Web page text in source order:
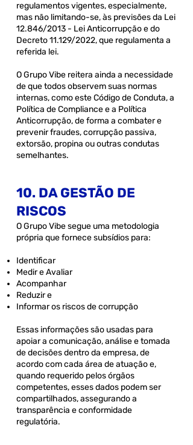
regulamentos vigentes, especialmente,
mas não limitando-se, às previsões da Lei
12.846/2013 - Lei Anticorrupção e do
Decreto 11.129/2022, que regulamenta a
referida lei.
O Grupo Vibe reitera ainda a necessidade
de que todos observem suas normas
internas, como este Código de Conduta, a
Política de Compliance e a Política
Anticorrupção, de forma a combater e
prevenir fraudes, corrupção passiva,
extorsão, propina ou outras condutas
semelhantes.
10. DA GESTÃO DE
RISCOS
O Grupo Vibe segue uma metodologia
própria que fornece subsídios para:
Identificar
Medir e Avaliar
Acompanhar
Reduzir e
Informar os riscos de corrupção
Essas informações são usadas para
apoiar a comunicação, análise e tomada
de decisões dentro da empresa, de
acordo com cada área de atuação e,
quando requerido pelos órgãos
competentes, esses dados podem ser
compartilhados, assegurando a
transparência e conformidade
regulatória.